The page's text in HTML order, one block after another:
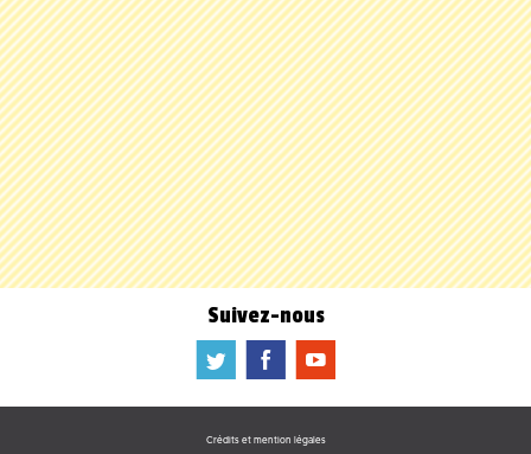
Suivez-nous
a b f
Crédits et mention légales